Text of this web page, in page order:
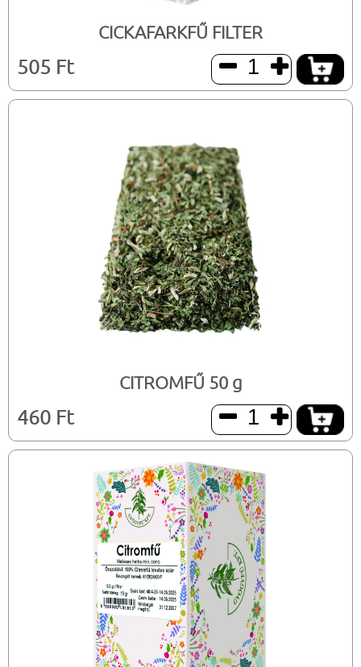
CICKAFARKFŰ FILTER
505 Ft  
CITROMFŰ 50 g
460 Ft  